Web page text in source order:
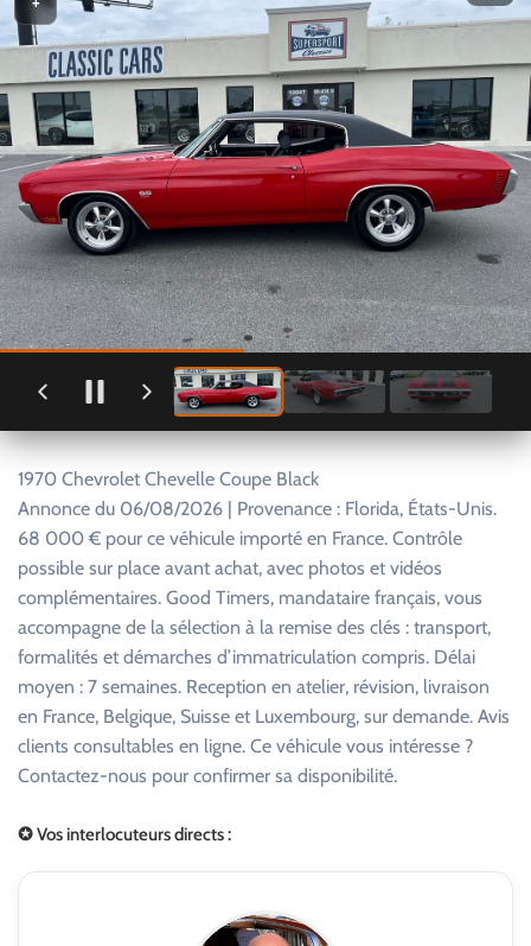
1970 Chevrolet Chevelle Coupe Black
Annonce du 06/08/2026 | Provenance : Florida, États-Unis.
68 000 € pour ce véhicule importé en France. Contrôle
possible sur place avant achat, avec photos et vidéos
complémentaires. Good Timers, mandataire français, vous
accompagne de la sélection à la remise des clés : transport,
formalités et démarches d’immatriculation compris. Délai
moyen : 7 semaines. Reception en atelier, révision, livraison
en France, Belgique, Suisse et Luxembourg, sur demande. Avis
clients consultables en ligne. Ce véhicule vous intéresse ?
Contactez-nous pour confirmer sa disponibilité.
✪ Vos interlocuteurs directs :